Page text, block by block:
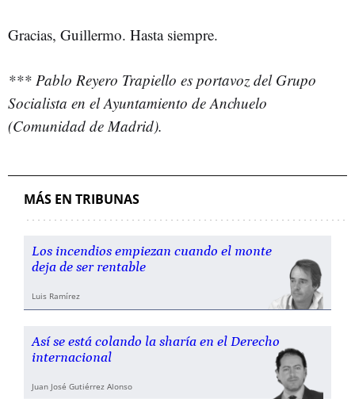
Gracias, Guillermo. Hasta siempre.
*** Pablo Reyero Trapiello es portavoz del Grupo
Socialista en el Ayuntamiento de Anchuelo
(Comunidad de Madrid).
MÁS EN TRIBUNAS
Los incendios empiezan cuando el monte
deja de ser rentable
Luis Ramírez
Así se está colando la sharía en el Derecho
internacional
Juan José Gutiérrez Alonso